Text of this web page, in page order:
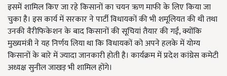
इसमें शामिल किए जा रहे किसानों का चयन ऋण माफी के लिए किया जा
चुका है। इस कार्य में सरकार ने पार्टी विधायकों की भी शमूलियत की थी तथा
उनकी वैरीफिकेशन के बाद किसानों की सूचियां तैयार की गईं, क्योंकि
मुख्यमंत्री ने यह निर्णय लिया था कि विधायकों को अपने हलके में योग्य
किसानों के बारे में ज्यादा जानकारी होती है। कार्यक्रम में प्रदेश कांग्रेस कमेटी
अध्यक्ष सुनील जाखड़ भी शामिल होंगे।